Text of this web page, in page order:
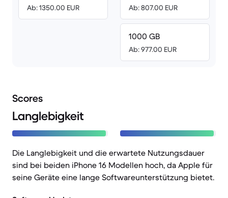
Ab: 1350.00 EUR Ab: 807.00 EUR
1000 GB
Ab: 977.00 EUR
Scores
Langlebigkeit
Die Langlebigkeit und die erwartete Nutzungsdauer
sind bei beiden iPhone 16 Modellen hoch, da Apple für
seine Geräte eine lange Softwareunterstützung bietet.